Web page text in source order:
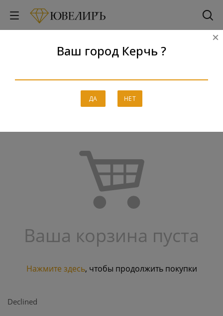
Ваш город Керчь ?
ДА НЕТ
Главная Корзина
Ваша корзина пуста
Нажмите здесь, чтобы продолжить покупки
Declined